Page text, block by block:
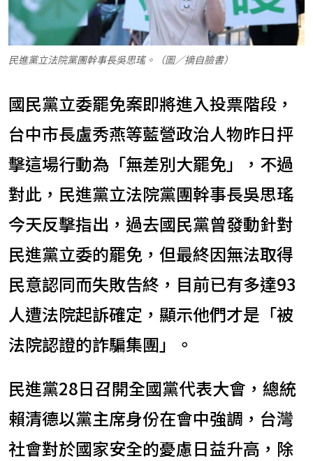
民進黨立法院黨團幹事長吳思瑤。（圖／摘自臉書）
國民黨立委罷免案即將進入投票階段，
台中市長盧秀燕等藍營政治人物昨日抨
擊這場行動為「無差別大罷免」，不過
對此，民進黨立法院黨團幹事長吳思瑤
今天反擊指出，過去國民黨曾發動針對
民進黨立委的罷免，但最終因無法取得
民意認同而失敗告終，目前已有多達93
人遭法院起訴確定，顯示他們才是「被
法院認證的詐騙集團」。
民進黨28日召開全國黨代表大會，總統
賴清德以黨主席身份在會中強調，台灣
社會對於國家安全的憂慮日益升高，除